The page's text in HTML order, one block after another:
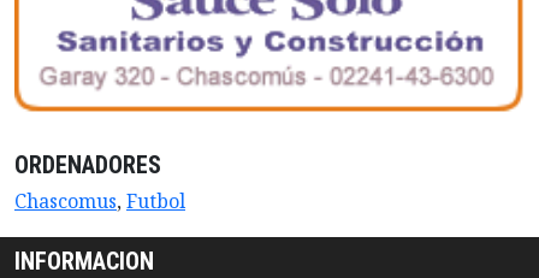
ORDENADORES
Chascomus,Futbol
INFORMACION